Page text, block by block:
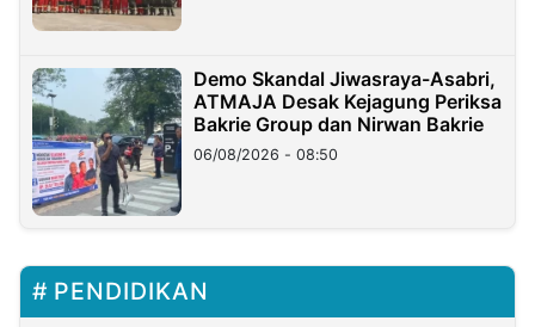
Demo Skandal Jiwasraya-Asabri,
ATMAJA Desak Kejagung Periksa
Bakrie Group dan Nirwan Bakrie
06/08/2026 - 08:50
PENDIDIKAN